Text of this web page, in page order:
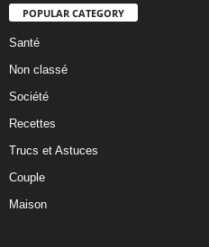
POPULAR CATEGORY
Santé
Non classé
Société
Recettes
Trucs et Astuces
Couple
Maison